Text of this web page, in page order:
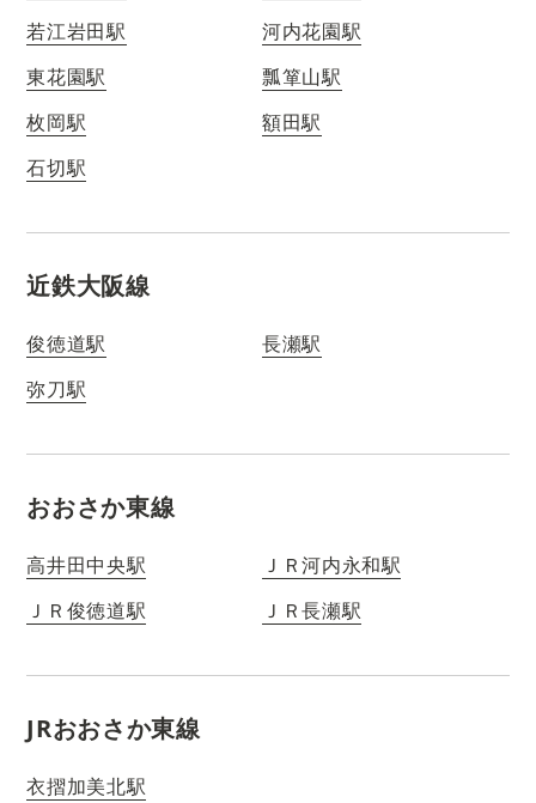
若江岩田駅
河内花園駅
東花園駅
瓢箪山駅
枚岡駅
額田駅
石切駅
近鉄大阪線
俊徳道駅
長瀬駅
弥刀駅
おおさか東線
高井田中央駅
ＪＲ河内永和駅
ＪＲ俊徳道駅
ＪＲ長瀬駅
JRおおさか東線
衣摺加美北駅